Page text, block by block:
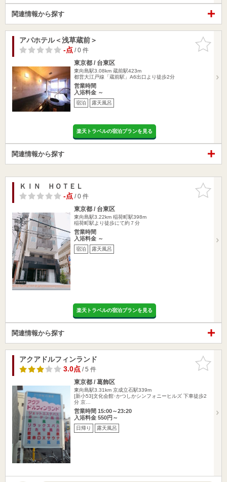
関連情報から探す
お気に入
りに追加
アパホテル＜浅草蔵前＞
-点/ 0 件
東京都 / 台東区
東向島駅3.08km 蔵前駅423m
都営大江戸線「蔵前駅」A6出口より徒歩2分
営業時間
入浴料金 ～
宿泊 露天風呂
楽天トラベルの宿泊プランを見る
関連情報から探す
お気に入
りに追加
ＫＩＮ ＨＯＴＥＬ
-点/ 0 件
東京都 / 台東区
東向島駅3.22km 稲荷町駅398m
稲荷町駅より徒歩にて約７分
営業時間
入浴料金 ～
宿泊 露天風呂
楽天トラベルの宿泊プランを見る
関連情報から探す
お気に入
りに追加
アクアドルフィンランド
3.0点/ 5 件
東京都 / 葛飾区
東向島駅3.31km 京成立石駅339m
[新小53]文化会館･かつしかシンフォニーヒルズ 下車徒歩2
分 京…
営業時間 15:00～23:20
入浴料金 550円～
日帰り 露天風呂